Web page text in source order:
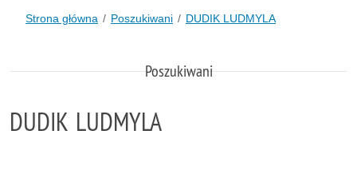
Strona główna Poszukiwani DUDIK LUDMYLA
Poszukiwani
DUDIK LUDMYLA